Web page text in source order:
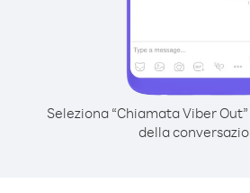
Seleziona “Chiamata Viber
della